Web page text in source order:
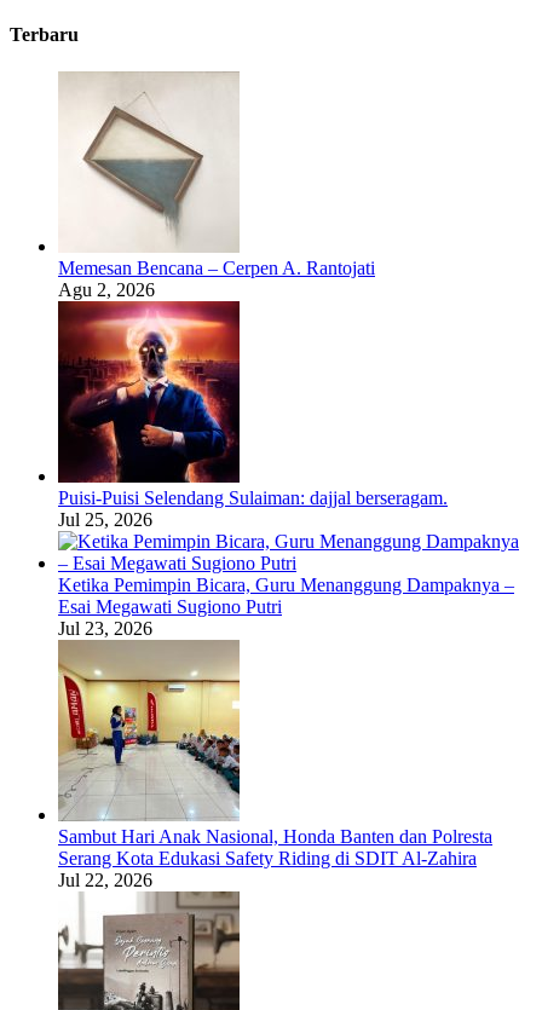
Terbaru
Memesan Bencana – Cerpen A. Rantojati
Agu 2, 2026
Puisi-Puisi Selendang Sulaiman: dajjal berseragam.
Jul 25, 2026
Ketika Pemimpin Bicara, Guru Menanggung Dampaknya –
Esai Megawati Sugiono Putri
Jul 23, 2026
Sambut Hari Anak Nasional, Honda Banten dan Polresta
Serang Kota Edukasi Safety Riding di SDIT Al-Zahira
Jul 22, 2026